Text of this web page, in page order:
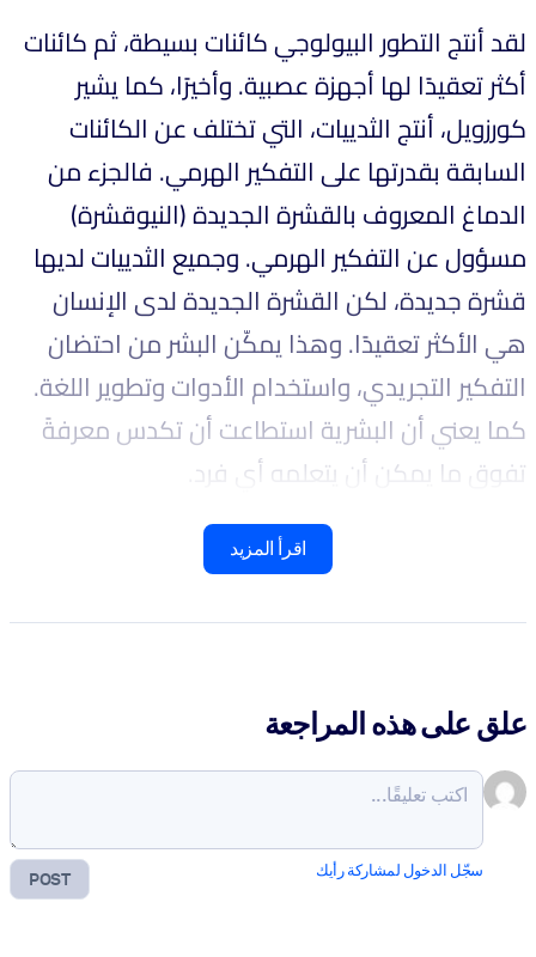
لقد أنتج التطور البيولوجي كائنات بسيطة، ثم كائنات
أكثر تعقيدًا لها أجهزة عصبية. وأخيرًا، كما يشير
كورزويل، أنتج الثدييات، التي تختلف عن الكائنات
السابقة بقدرتها على التفكير الهرمي. فالجزء من
الدماغ المعروف بالقشرة الجديدة (النيوقشرة)
مسؤول عن التفكير الهرمي. وجميع الثدييات لديها
قشرة جديدة، لكن القشرة الجديدة لدى الإنسان
هي الأكثر تعقيدًا. وهذا يمكّن البشر من احتضان
التفكير التجريدي، واستخدام الأدوات وتطوير اللغة.
كما يعني أن البشرية استطاعت أن تكدس معرفةً
تفوق ما يمكن أن يتعلمه أي فرد.
اقرأ المزيد
علق على هذه المراجعة
POST سجّل الدخول لمشاركة رأيك